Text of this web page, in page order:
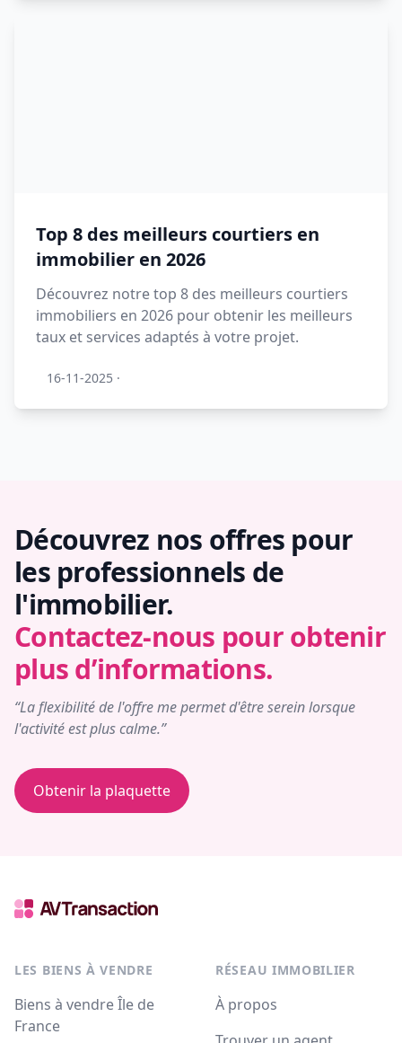
Top 8 des meilleurs courtiers en
immobilier en 2026
Découvrez notre top 8 des meilleurs courtiers
immobiliers en 2026 pour obtenir les meilleurs
taux et services adaptés à votre projet.
16-11-2025 ·
Découvrez nos offres pour
les professionnels de
l'immobilier.
Contactez-nous pour obtenir
plus d’informations.
“La flexibilité de l'offre me permet d'être serein lorsque
l'activité est plus calme.”
Obtenir la plaquette
LES BIENS À VENDRE
Biens à vendre Île de
France
RÉSEAU IMMOBILIER
À propos